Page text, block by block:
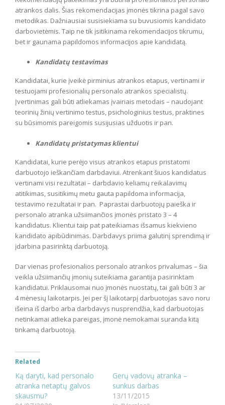
atrankos dalis. Šias rekomendacijas įmonės tikrina pagal savo
metodikas. Dažniausiai susisiekiama su buvusiomis kandidato
darbovietėmis. Taip ne tik įsitikinama rekomendacijos tikrumu,
bet ir gaunama papildomos informacijos apie kandidatą.
Kandidatų testavimas
Kandidatai, kurie įveikė pirminius atrankos etapus, vertinami ir
testuojami profesionalių personalo atrankos specialistų.
Įvertinimas gali būti atliekamas įvairiais metodais – naudojant
teorinių žinių vertinimo testus, psichologinius testus, praktines
su būsimomis pareigomis susijusias užduotis ir pan.
Kandidatų pristatymas klientui
Kandidatai, kurie perėjo visus atrankos etapus pristatomi
darbuotojo ieškančiam darbdaviui. Atrenkant šiuos kandidatus
vertinami visi rezultatai – darbdavio keliamų reikalavimų
atitikimas, susitikimų metu gauta papildoma informacija,
testavimo rezultatai ir pan. Paprastai darbuotojų paieška ir
personalo atranka užsiimančios įmonės pristato 3 – 4
kandidatus. Klientui taip pat pateikiamas išsamus kiekvieno
kandidato apibūdinimas. Darbdavys priima galutinį sprendimą ir
įdarbina pasirinktą darbuotoją.
Dar vienas profesionalios personalo atrankos privalumas – šia
veikla užsiimančių įmonių suteikiama garantija pasirinktam
kandidatui. Priklausomai nuo įmonės nuostatų, tai gali būti 3 ar
4 mėnesių laikotarpis. Jei per šį laikotarpį darbuotojas savo noru
išeina iš darbo arba darbdavys nusprendžia, kad darbuotojas
netinkamai atlieka pareigas, įmonė nemokamai suranda kitą
tinkamą darbuotoją.
Related
Ką daryti, kad personalo
atranka netaptų galvos
skausmu?
Gerų vadovų atranka –
sunkus darbas
13/11/2015